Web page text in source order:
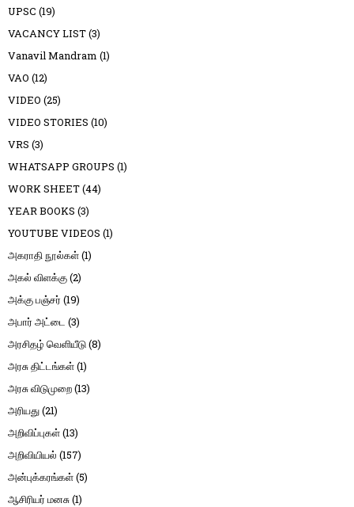
UPSC (19)
VACANCY LIST(3)
Vanavil Mandram (1)
VAO (12)
VIDEO (25)
VIDEO STORIES (10)
VRS (3)
WHATSAPP GROUPS (1)
WORK SHEET(44)
YEAR BOOKS (3)
YOUTUBE VIDEOS (1)
அகராதி நூல்கள்(1)
அகல் விளக்கு(2)
அக்கு பஞ்சர் (19)
அபார் அட்டை (3)
அரசிதழ் வெளியீடு(8)
அரசு திட்டங்கள்(1)
அரசு விடுமுறை(13)
அரியது(21)
அறிவிப்புகள்(13)
அறிவியியல் (157)
அன்புக்கரங்கள்(5)
ஆசிரியர் மனசு(1)